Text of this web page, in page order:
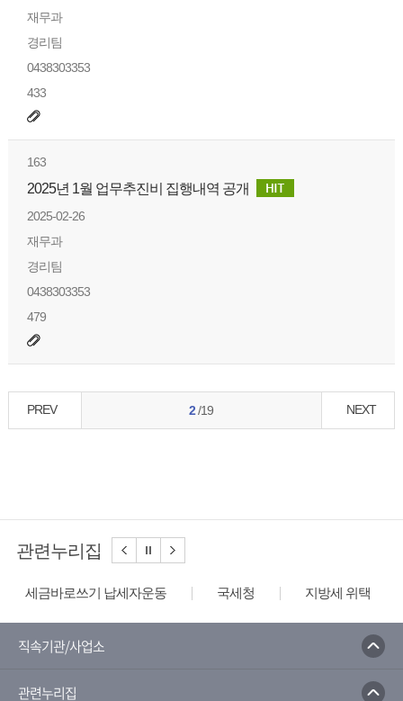
재무과
경리팀
0438303353
433
163
2025년 1월 업무추진비 집행내역 공개
2025-02-26
재무과
경리팀
0438303353
479
PREV 2/19 NEXT
관련누리집
세금바로쓰기 납세자운동 국세청 지방세 위택스
직속기관/사업소
관련누리집